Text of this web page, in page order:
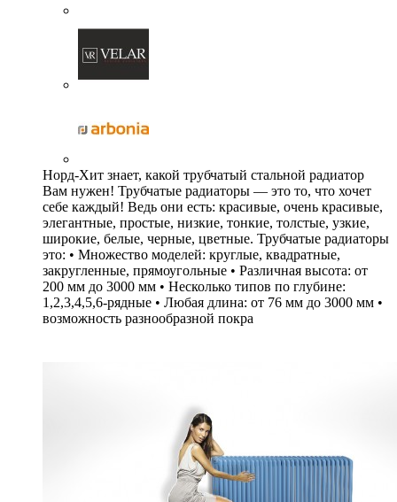
Норд-Хит знает, какой трубчатый стальной радиатор
Вам нужен! Трубчатые радиаторы — это то, что хочет
себе каждый! Ведь они есть: красивые, очень красивые,
элегантные, простые, низкие, тонкие, толстые, узкие,
широкие, белые, черные, цветные. Трубчатые радиаторы
это: • Множество моделей: круглые, квадратные,
закругленные, прямоугольные • Различная высота: от
200 мм до 3000 мм • Несколько типов по глубине:
1,2,3,4,5,6-рядные • Любая длина: от 76 мм до 3000 мм •
возможность разнообразной покра